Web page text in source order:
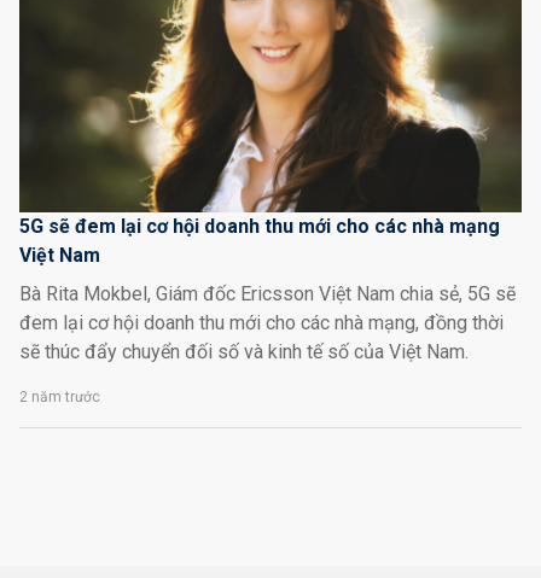
5G sẽ đem lại cơ hội doanh thu mới cho các nhà mạng
Việt Nam
Bà Rita Mokbel, Giám đốc Ericsson Việt Nam chia sẻ, 5G sẽ
đem lại cơ hội doanh thu mới cho các nhà mạng, đồng thời
sẽ thúc đẩy chuyển đối số và kinh tế số của Việt Nam.
2 năm trước